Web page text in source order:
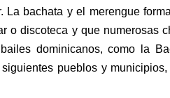
La bachata y el merengue
o discoteca y que numerosas
dominicanos, como la
pueblos y